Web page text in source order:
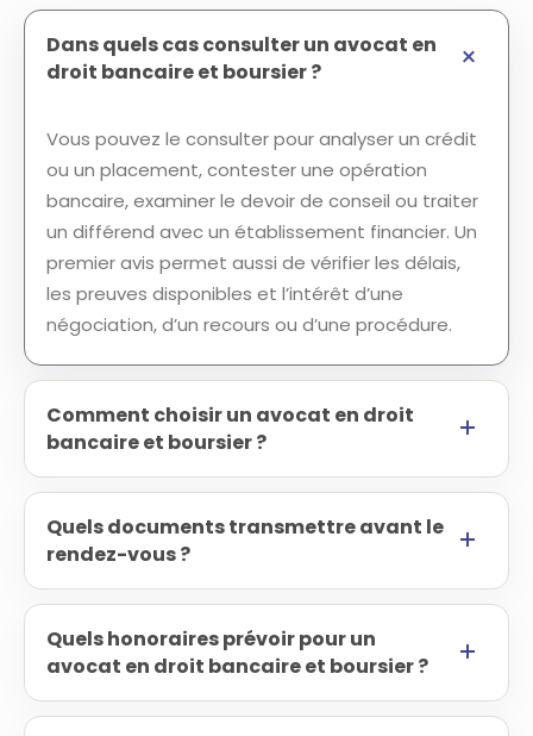
Dans quels cas consulter un avocat en
droit bancaire et boursier ?
Vous pouvez le consulter pour analyser un crédit
ou un placement, contester une opération
bancaire, examiner le devoir de conseil ou traiter
un différend avec un établissement financier. Un
premier avis permet aussi de vérifier les délais,
les preuves disponibles et l’intérêt d’une
négociation, d’un recours ou d’une procédure.
Comment choisir un avocat en droit
bancaire et boursier ?
Quels documents transmettre avant le
rendez-vous ?
Quels honoraires prévoir pour un
avocat en droit bancaire et boursier ?